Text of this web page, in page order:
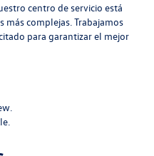
centro de servicio está
más complejas. Trabajamos
para garantizar el mejor